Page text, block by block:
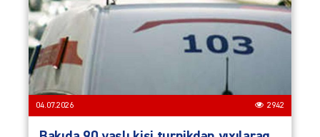
04.07.2026 2942